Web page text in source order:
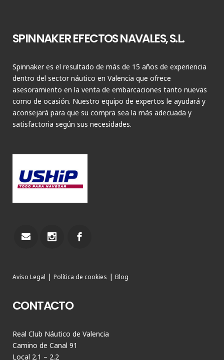
SPINNAKER EFECTOS NAVALES, S.L.
Spinnaker es el resultado de más de 15 años de experiencia
dentro del sector náutico en Valencia que ofrece
asesoramiento en la venta de embarcaciones tanto nuevas
como de ocasión. Nuestro equipo de expertos le ayudará y
aconsejará para que su compra sea la más adecuada y
satisfactoria según sus necesidades.
Aviso Legal | Política de cookies | Blog
CONTACTO
Real Club Náutico de Valencia
Camino de Canal 91
Local 2.1 – 2.2